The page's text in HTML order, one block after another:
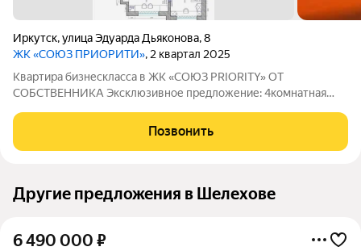
Иркутск,улица Эдуарда Дьяконова,8
ЖК «СОЮЗ ПРИОРИТИ», 2 квартал 2025
Квартира бизнескласса в ЖК «СОЮЗ PRIORITY» ОТ
СОБСТВЕННИКА Эксклюзивное предложение: 4комнатная
Продуманная планировка: мастерспальня с собственным
санузлом и гардеробной, две детские, кабинет
Позвонить
Другие предложения в Шелехове
6 490 000 ₽